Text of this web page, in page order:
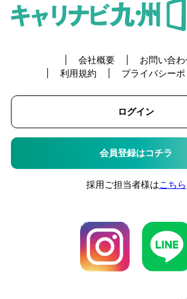
会社概要
お問い合わ
利用規約
プライバシー
ログイン
会員登録はコチラ
採用ご担当者様はこちら